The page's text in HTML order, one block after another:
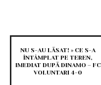
NU S-AU LĂSAT! » CE S-A
ÎNTÂMPLAT PE TEREN,
IMEDIAT DUPĂ DINAMO – FC
VOLUNTARI 4-0